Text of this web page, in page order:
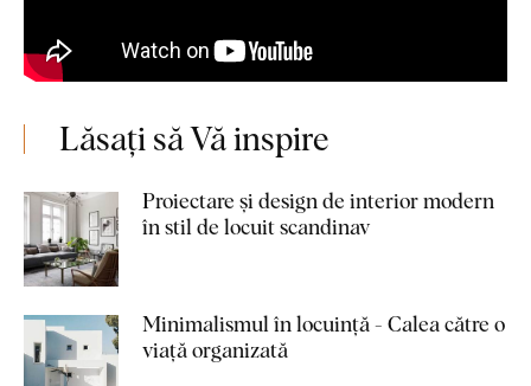
Lăsați să Vă inspire
Proiectare și design de interior modern
în stil de locuit scandinav
Minimalismul în locuință - Calea către o
viață organizată